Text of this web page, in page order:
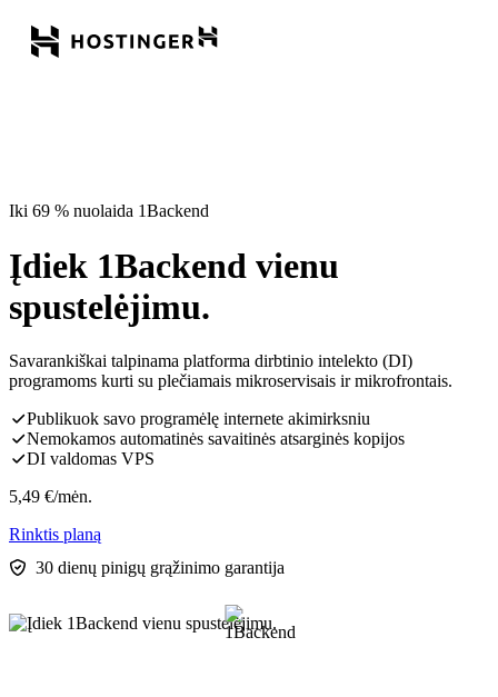
Iki 69 % nuolaida 1Backend
Įdiek 1Backend vienu
spustelėjimu.
Savarankiškai talpinama platforma dirbtinio intelekto (DI)
programoms kurti su plečiamais mikroservisais ir mikrofrontais.
Publikuok savo programėlę internete akimirksniu
Nemokamos automatinės savaitinės atsarginės kopijos
DI valdomas VPS
5,49 €/mėn.
Rinktis planą
30 dienų pinigų grąžinimo garantija